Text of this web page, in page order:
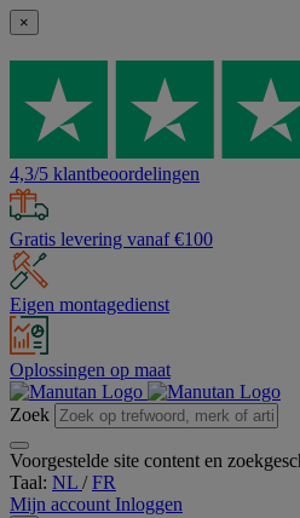
×
4,3/5 klantbeoordelingen
Gratis levering vanaf €100
Eigen montagedienst
Oplossingen op maat
Zoek
Voorgestelde site content en
Taal: NL /FR
Mijn account Inloggen